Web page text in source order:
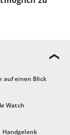
auf einen Blick
Watch
Handgelenk